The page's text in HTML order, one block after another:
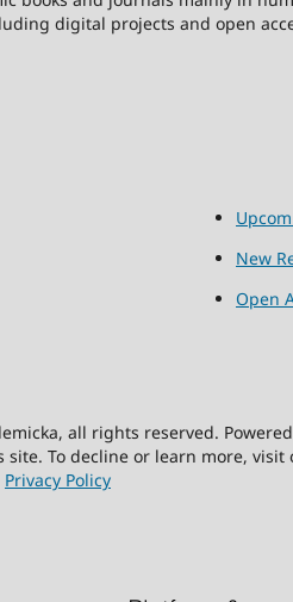
digital projects and open
New
Open
all rights reserved.
site. To decline or learn more,
Privacy Policy